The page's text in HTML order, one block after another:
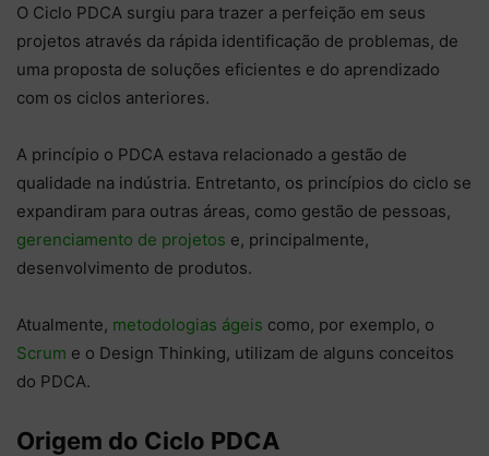
O Ciclo PDCA surgiu para trazer a perfeição em seus
projetos através da rápida identificação de problemas, de
uma proposta de soluções eficientes e do aprendizado
com os ciclos anteriores.
A princípio o PDCA estava relacionado a gestão de
qualidade na indústria. Entretanto, os princípios do ciclo se
expandiram para outras áreas, como gestão de pessoas,
gerenciamento de projetos e, principalmente,
desenvolvimento de produtos.
Atualmente, metodologias ágeis como, por exemplo, o
Scrum e o Design Thinking, utilizam de alguns conceitos
do PDCA.
Origem do Ciclo PDCA